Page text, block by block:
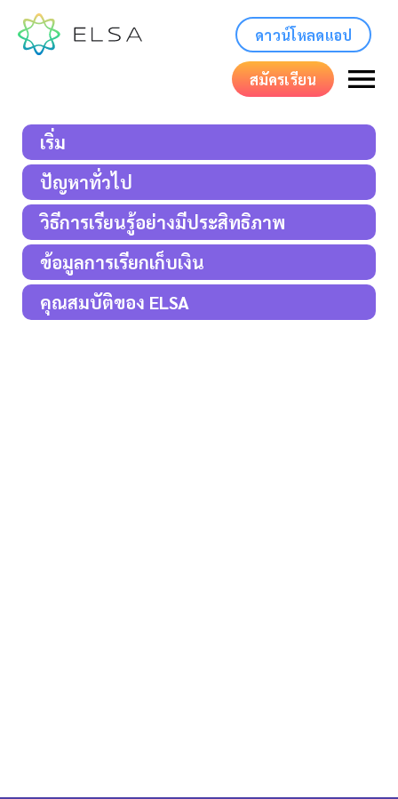
ดาวน์โหลดแอป
สมัครเรียน
เริ่ม
ปัญหาทั่วไป
วิธีการเรียนรู้อย่างมีประสิทธิภาพ
ข้อมูลการเรียกเก็บเงิน
คุณสมบัติของ ELSA